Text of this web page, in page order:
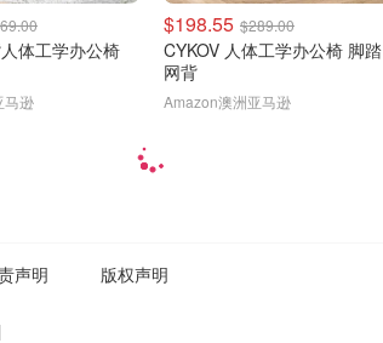
体工学办公椅
马逊
$198.55 $289.00
CYKOV 人体工学办公椅 脚踏
网背
Amazon澳洲亚马逊
声明 版权声明
|